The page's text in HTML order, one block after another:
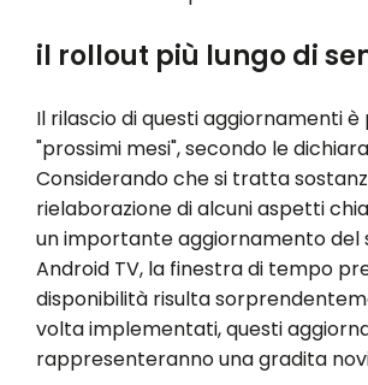
il rollout più lungo di
Il rilascio di questi aggiornamenti
"prossimi mesi", secondo le
Considerando che si tratta
rielaborazione di alcuni aspetti
un importante aggiornamento del
Android TV, la finestra di tempo
disponibilità risulta
volta implementati, questi
rappresenteranno una gradita